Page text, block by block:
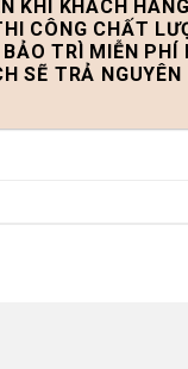
KHI KHÁCH
CÔNG CHẤT
TRÌ MIỄN PHÍ
SẼ TRẢ